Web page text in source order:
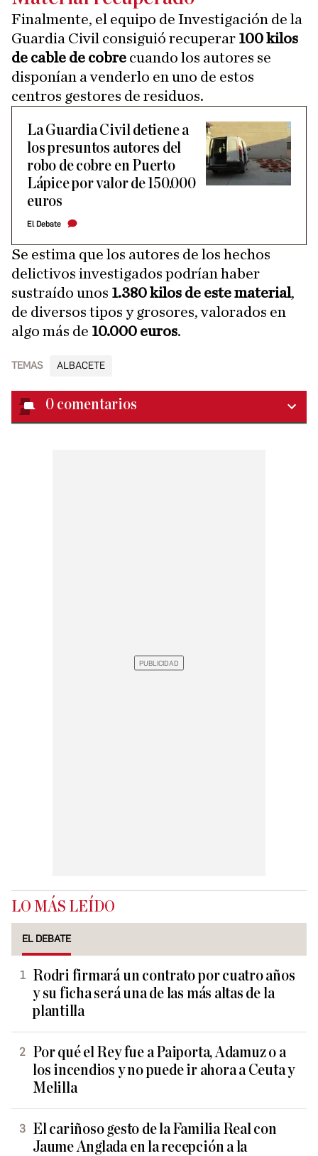
Finalmente, el equipo de Investigación de la
Guardia Civil consiguió recuperar 100 kilos
de cable de cobre cuando los autores se
disponían a venderlo en uno de estos
centros gestores de residuos.
La Guardia Civil detiene a
los presuntos autores del
robo de cobre en Puerto
Lápice por valor de 150.000
euros
El Debate
Se estima que los autores de los hechos
delictivos investigados podrían haber
sustraído unos 1.380 kilos de este material,
de diversos tipos y grosores, valorados en
algo más de 10.000 euros.
TEMAS ALBACETE
0 comentarios
LO MÁS LEÍDO
EL DEBATE
Rodri firmará un contrato por cuatro años
y su ficha será una de las más altas de la
plantilla
Por qué el Rey fue a Paiporta, Adamuz o a
los incendios y no puede ir ahora a Ceuta y
Melilla
El cariñoso gesto de la Familia Real con
Jaume Anglada en la recepción a la